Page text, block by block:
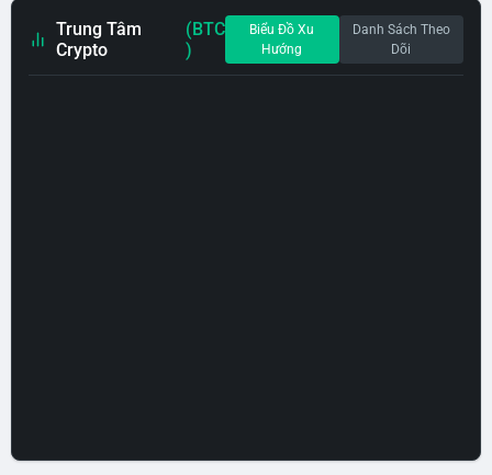
Trung Tâm
Crypto
(BTC
)
Biểu Đồ Xu
Hướng
Danh Sách Theo
Dõi